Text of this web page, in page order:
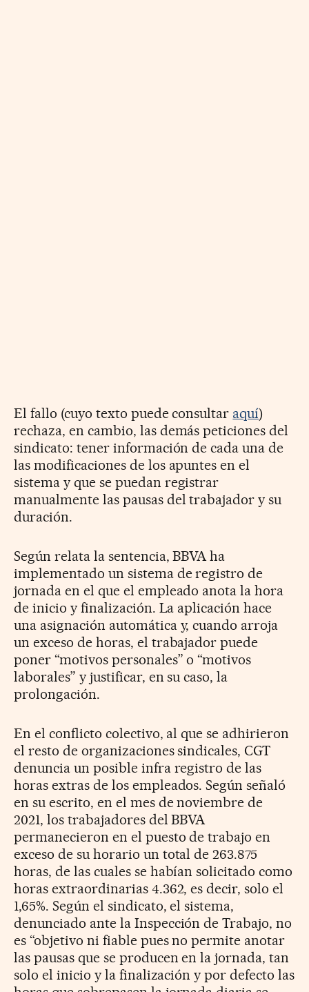
El fallo (cuyo texto puede consultar aquí)
rechaza, en cambio, las demás peticiones del
sindicato: tener información de cada una de
las modificaciones de los apuntes en el
sistema y que se puedan registrar
manualmente las pausas del trabajador y su
duración.
Según relata la sentencia, BBVA ha
implementado un sistema de registro de
jornada en el que el empleado anota la hora
de inicio y finalización. La aplicación hace
una asignación automática y, cuando arroja
un exceso de horas, el trabajador puede
poner “motivos personales” o “motivos
laborales” y justificar, en su caso, la
prolongación.
En el conflicto colectivo, al que se adhirieron
el resto de organizaciones sindicales, CGT
denuncia un posible infra registro de las
horas extras de los empleados. Según señaló
en su escrito, en el mes de noviembre de
2021, los trabajadores del BBVA
permanecieron en el puesto de trabajo en
exceso de su horario un total de 263.875
horas, de las cuales se habían solicitado como
horas extraordinarias 4.362, es decir, solo el
1,65%. Según el sindicato, el sistema,
denunciado ante la Inspección de Trabajo, no
es “objetivo ni fiable pues no permite anotar
las pausas que se producen en la jornada, tan
solo el inicio y la finalización y por defecto las